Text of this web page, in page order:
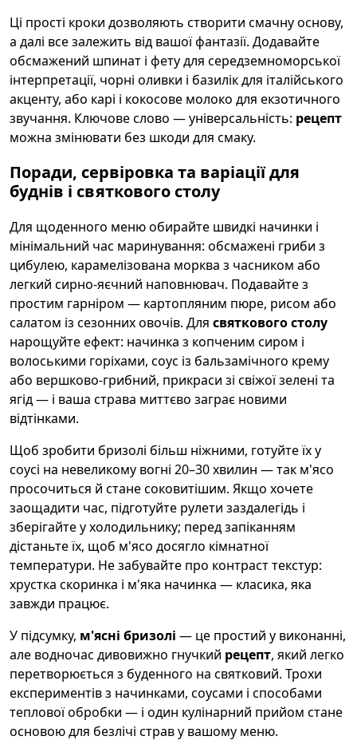
Ці прості кроки дозволяють створити смачну основу,
а далі все залежить від вашої фантазії. Додавайте
обсмажений шпинат і фету для середземноморської
інтерпретації, чорні оливки і базилік для італійського
акценту, або карі і кокосове молоко для екзотичного
звучання. Ключове слово — універсальність: рецепт
можна змінювати без шкоди для смаку.
Поради, сервіровка та варіації для
буднів і святкового столу
Для щоденного меню обирайте швидкі начинки і
мінімальний час маринування: обсмажені гриби з
цибулею, карамелізована морква з часником або
легкий сирно-яєчний наповнювач. Подавайте з
простим гарніром — картопляним пюре, рисом або
салатом із сезонних овочів. Для святкового столу
нарощуйте ефект: начинка з копченим сиром і
волоськими горіхами, соус із бальзамічного крему
або вершково-грибний, прикраси зі свіжої зелені та
ягід — і ваша страва миттєво заграє новими
відтінками.
Щоб зробити бризолі більш ніжними, готуйте їх у
соусі на невеликому вогні 20–30 хвилин — так м'ясо
просочиться й стане соковитішим. Якщо хочете
заощадити час, підготуйте рулети заздалегідь і
зберігайте у холодильнику; перед запіканням
дістаньте їх, щоб м'ясо досягло кімнатної
температури. Не забувайте про контраст текстур:
хрустка скоринка і м'яка начинка — класика, яка
завжди працює.
У підсумку, м'ясні бризолі — це простий у виконанні,
але водночас дивовижно гнучкий рецепт, який легко
перетворюється з буденного на святковий. Трохи
експериментів з начинками, соусами і способами
теплової обробки — і один кулінарний прийом стане
основою для безлічі страв у вашому меню.